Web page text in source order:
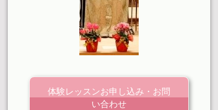
体験レッスンお申し込み・お問
い合わせ